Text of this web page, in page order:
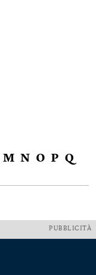
M N O P Q
PUBBLICITÀ